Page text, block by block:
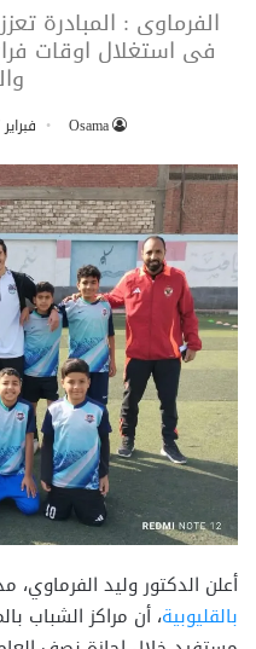
الفرماوى : المبادرة
فى استغلال اوقات
Osama فبراير 7, 2025 3:00 م
أعلن الدكتور وليد الفرماوي،
بالقليوبية